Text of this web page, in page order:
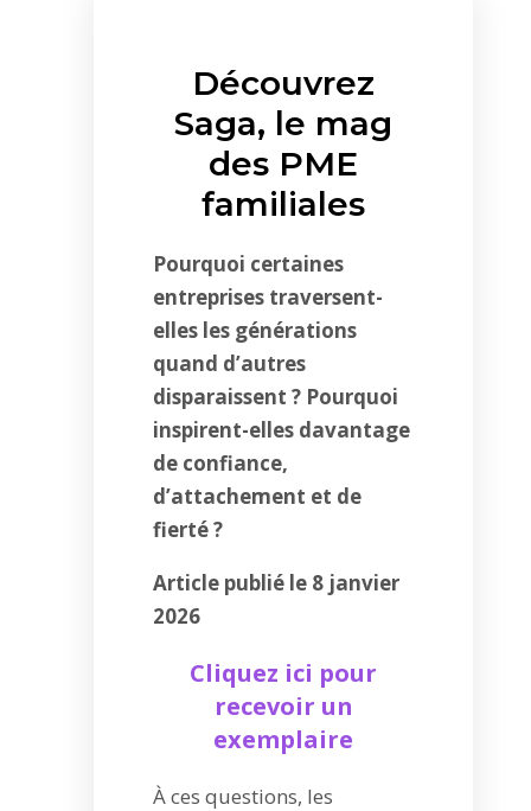
Découvrez
Saga, le mag
des PME
familiales
Pourquoi certaines
entreprises traversent-
elles les générations
quand d’autres
disparaissent ? Pourquoi
inspirent-elles davantage
de confiance,
d’attachement et de
fierté ?
Article publié le 8 janvier
2026
Cliquez ici pour
recevoir un
exemplaire
À ces questions, les